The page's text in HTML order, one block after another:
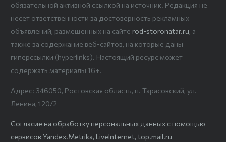
обязательной активной ссылкой на источник. Редакция не
несет ответственности за достоверность рекламных
объявлений, размещенных на сайте rod-storonatar.ru, а
также за содержание веб-сайтов, на которые даны
гиперссылки (hyperlinks). Настоящий ресурс может
содержать материалы 16+.
Адрес: 346050, Ростовская область, п. Тарасовский, ул.
Ленина, 120/2
Согласие на обработку персональных данных с помощью
сервисов Yandex.Metrika, LiveInternet, top.mail.ru